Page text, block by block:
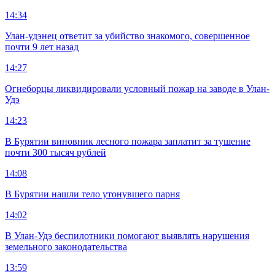
14:34
Улан-удэнец ответит за убийство знакомого, совершенное
почти 9 лет назад
14:27
Огнеборцы ликвидировали условный пожар на заводе в Улан-
Удэ
14:23
В Бурятии виновник лесного пожара заплатит за тушение
почти 300 тысяч рублей
14:08
В Бурятии нашли тело утонувшего парня
14:02
В Улан-Удэ беспилотники помогают выявлять нарушения
земельного законодательства
13:59